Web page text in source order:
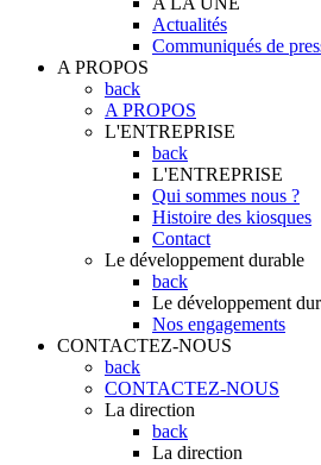
Actualités
Communiqués de
A PROPOS
back
A PROPOS
L'ENTREPRISE
back
L'ENTREPRISE
Qui sommes nous ?
Histoire des kiosques
Contact
Le développement durable
back
Le développement
Nos engagements
CONTACTEZ-NOUS
back
CONTACTEZ-NOUS
La direction
back
La direction